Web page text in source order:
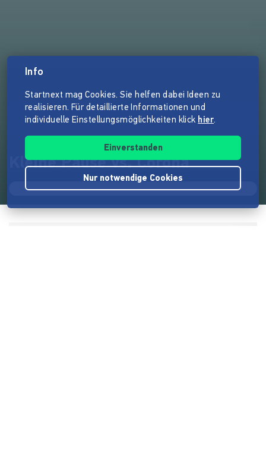
Kleine Pause vs. Corona
Info
Startnext mag Cookies. Sie helfen dabei Ideen zu
realisieren. Für detaillierte Informationen und
individuelle Einstellungsmöglichkeiten klick hier.
Einverstanden
Nur notwendige Cookies